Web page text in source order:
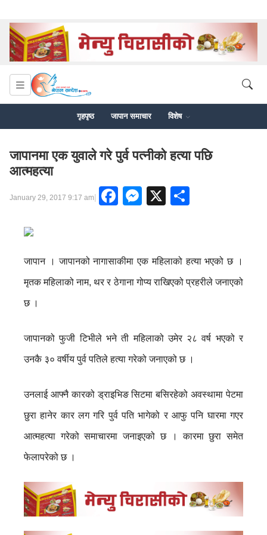
गृहपृष्ठ जापान समाचार विशेष
जापानमा एक युवाले गरे पुर्व पत्नीको हत्या पछि
आत्महत्या
January 29, 2017 9:17 am| Facebook
Messenger
X
जापान । जापानको नागासाकीमा एक महिलाको हत्या भएको छ ।
मृतक महिलाको नाम, थर र ठेगाना गोप्य राखिएको प्रहरीले जनाएको
छ ।
जापानको फुजी टिभीले भने ती महिलाको उमेर २८ वर्ष भएको र
उनकै ३० वर्षीय पुर्व पतिले हत्या गरेको जनाएको छ ।
उनलाई आफ्नै कारको ड्राइभिङ सिटमा बसिरहेको अवस्थामा पेटमा
छुरा हानेर कार लग गरि पुर्व पति भागेको र आफु पनि घारमा गएर
आत्महत्या गरेको समाचारमा जनाइएको छ । कारमा छुरा समेत
फेलापरेको छ ।